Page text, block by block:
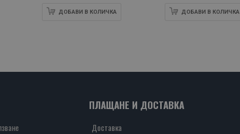
ДОБАВИ В КОЛИЧКА ДОБАВИ В КОЛИЧКА
ПЛАЩАНЕ И ДОСТАВКА
Доставка